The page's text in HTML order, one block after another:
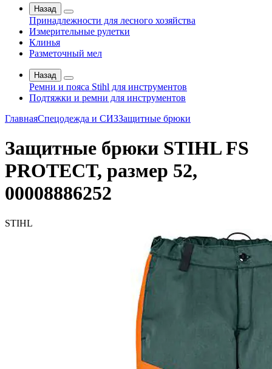
Назад
Принадлежности для лесного хозяйства
Измерительные рулетки
Клинья
Разметочный мел
Назад
Ремни и пояса Stihl для инструментов
Подтяжки и ремни для инструментов
ГлавнаяСпецодежда и СИЗЗащитные брюки
Защитные брюки STIHL FS
PROTECT, размер 52,
00008886252
STIHL